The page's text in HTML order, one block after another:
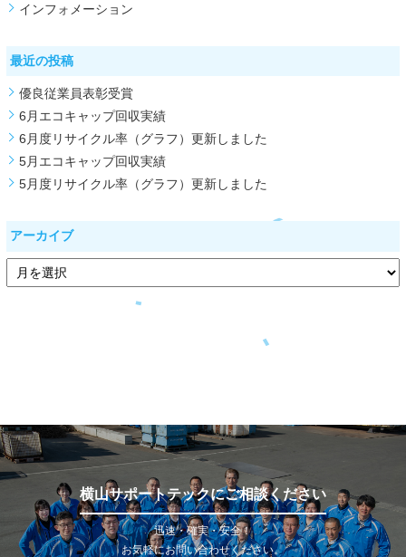
インフォメーション
最近の投稿
優良従業員表彰受賞
6月エコキャップ回収実績
6月度リサイクル率（グラフ）更新しました
5月エコキャップ回収実績
5月度リサイクル率（グラフ）更新しました
アーカイブ
横山サポートテックにご相談ください
迅速・確実・安全！
お気軽にお問い合わせください。